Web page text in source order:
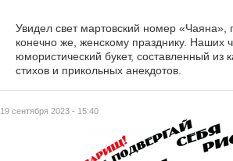
19 сентября 2023 - 15:40
Увидел свет мартовский номер «Чаяна»,
конечно же, женскому празднику. Наших читательниц ждёт
юмористический букет, составленный из
стихов и прикольных анекдотов.